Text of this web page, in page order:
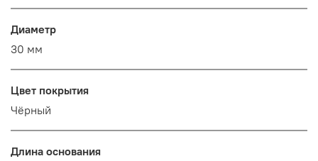
Диаметр
30 мм
Цвет покрытия
Чёрный
Длина основания